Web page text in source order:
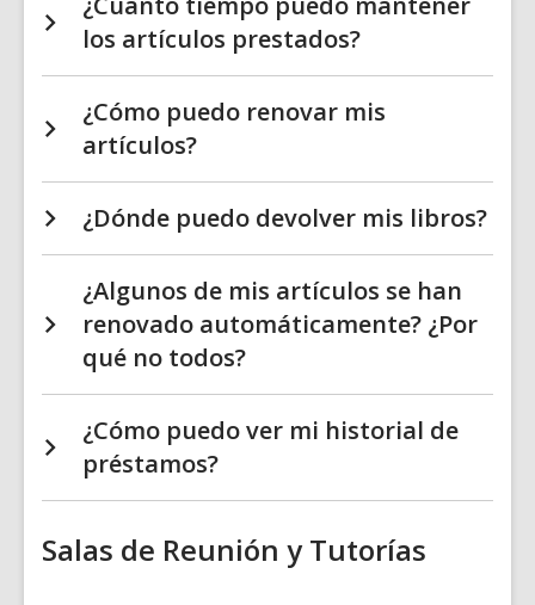
los artículos prestados?
¿Cómo puedo renovar mis
artículos?
¿Dónde puedo devolver mis libros?
¿Algunos de mis artículos se han
renovado automáticamente? ¿Por
qué no todos?
¿Cómo puedo ver mi historial de
préstamos?
Salas de Reunión y Tutorías